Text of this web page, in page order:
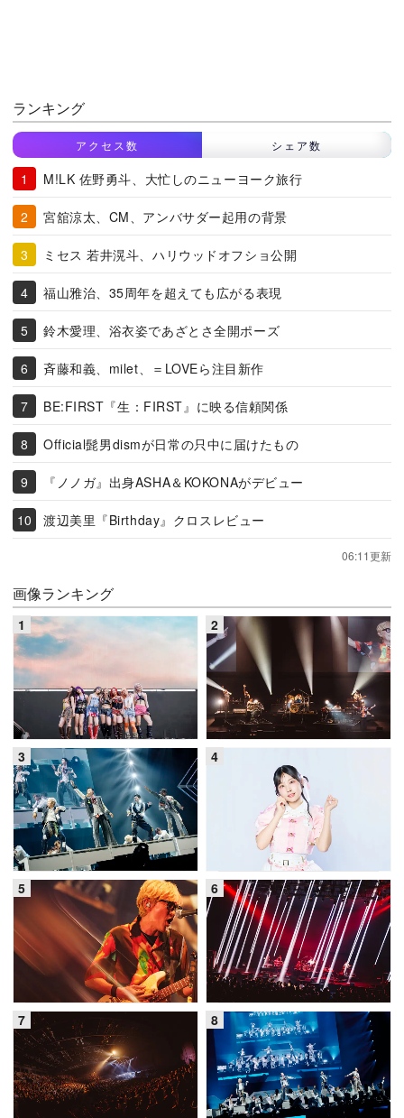
ランキング
アクセス数 シェア数
M!LK 佐野勇斗、大忙しのニューヨーク旅行
宮舘涼太、CM、アンバサダー起用の背景
ミセス 若井滉斗、ハリウッドオフショ公開
福山雅治、35周年を超えても広がる表現
鈴木愛理、浴衣姿であざとさ全開ポーズ
斉藤和義、milet、＝LOVEら注目新作
BE:FIRST『生：FIRST』に映る信頼関係
Official髭男dismが日常の只中に届けたもの
『ノノガ』出身ASHA＆KOKONAがデビュー
渡辺美里『Birthday』クロスレビュー
06:11更新
画像ランキング